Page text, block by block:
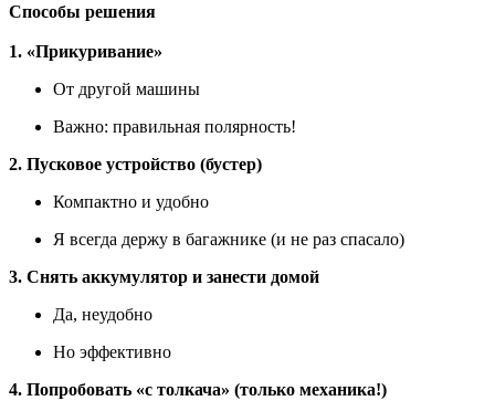
Способы решения
1. «Прикуривание»
От другой машины
Важно: правильная полярность!
2. Пусковое устройство (бустер)
Компактно и удобно
Я всегда держу в багажнике (и не раз спасало)
3. Снять аккумулятор и занести домой
Да, неудобно
Но эффективно
4. Попробовать «с толкача» (только механика!)